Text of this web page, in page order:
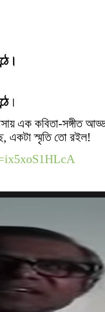
।
এক কবিতা-সঙ্গীত
একটা স্মৃতি তো রইল!